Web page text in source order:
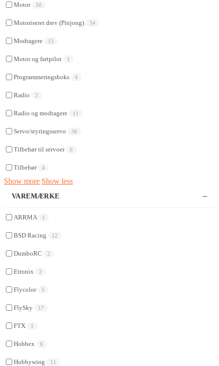
Motor 50
Motoriseret drev (Pinjong) 54
Modtagere 15
Motor og fartpilot 1
Programmeringsboks 4
Radio 2
Radio og modtagere 11
Servo/styringsservo 36
Tilbehør til servoer 6
Tilbehør 4
Show more Show less
VAREMÆRKE
ARRMA 1
BSD Racing 12
DumboRC 2
Etronix 2
Flycolor 5
FlySky 17
FTX 1
Hobbex 6
Hobbywing 11